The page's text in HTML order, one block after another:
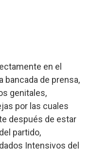
en el
bancada de prensa,
genitales,
por las cuales
después de estar
partido,
Intensivos del